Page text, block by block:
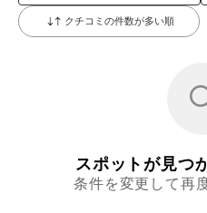
クチコミの件数が多い順
スポットが見つ
条件を変更して再